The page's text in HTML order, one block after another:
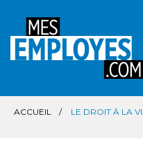
ACCUEIL LE DROIT À LA